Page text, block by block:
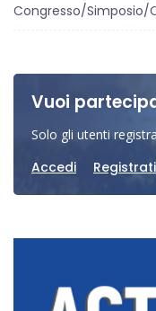
Congresso/Simposio/
Vuoi
Solo gli utenti
Accedi Registrati